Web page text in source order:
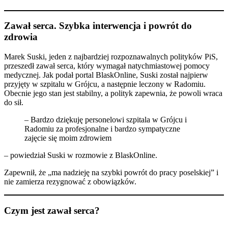
Zawał serca. Szybka interwencja i powrót do
zdrowia
Marek Suski, jeden z najbardziej rozpoznawalnych polityków PiS,
przeszedł zawał serca, który wymagał natychmiastowej pomocy
medycznej. Jak podał portal BlaskOnline, Suski został najpierw
przyjęty w szpitalu w Grójcu, a następnie leczony w Radomiu.
Obecnie jego stan jest stabilny, a polityk zapewnia, że powoli wraca
do sił.
– Bardzo dziękuję personelowi szpitala w Grójcu i
Radomiu za profesjonalne i bardzo sympatyczne
zajęcie się moim zdrowiem
– powiedział Suski w rozmowie z BlaskOnline.
Zapewnił, że „ma nadzieję na szybki powrót do pracy poselskiej” i
nie zamierza rezygnować z obowiązków.
Czym jest zawał serca?